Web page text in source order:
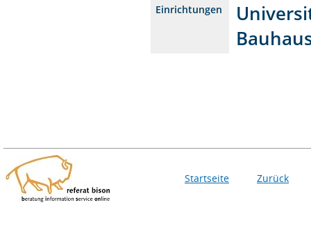
Einrichtungen
Startseite Zurück